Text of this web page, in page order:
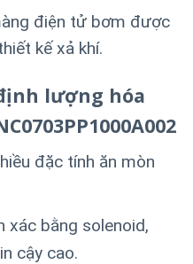
điện tử bơm được
kế xả khí.
lượng hóa
đặc tính ăn mòn
xác bằng solenoid,
cậy cao.